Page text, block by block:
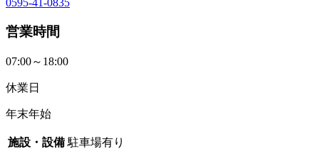
0595-41-0835
営業時間
07:00～18:00
休業日
年末年始
施設・設備 駐車場有り